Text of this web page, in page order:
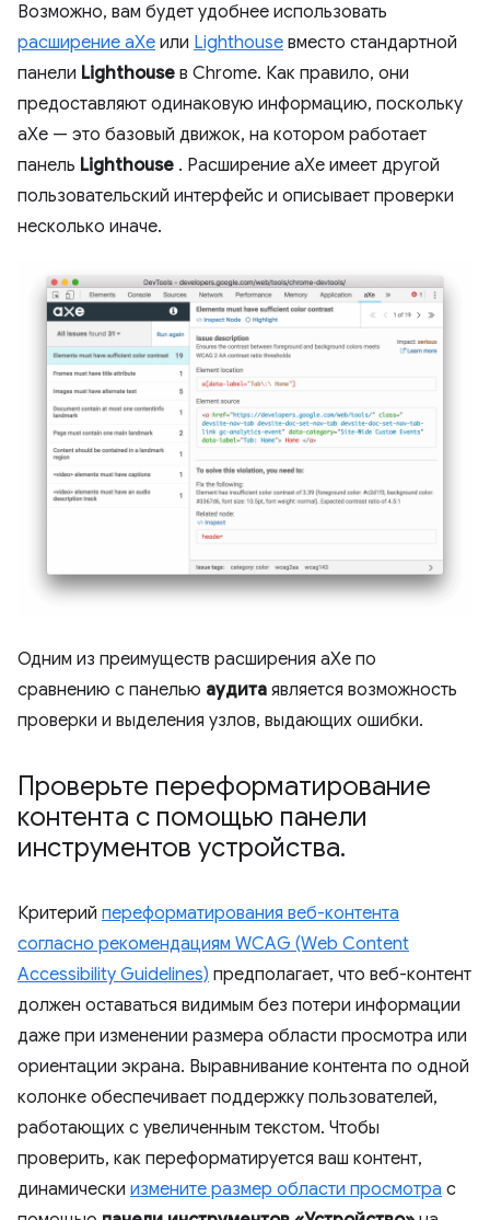
Возможно, вам будет удобнее использовать
расширение aXe или Lighthouse вместо стандартной
панели Lighthouse в Chrome. Как правило, они
предоставляют одинаковую информацию, поскольку
aXe — это базовый движок, на котором работает
панель Lighthouse . Расширение aXe имеет другой
пользовательский интерфейс и описывает проверки
несколько иначе.
Одним из преимуществ расширения aXe по
сравнению с панелью аудита является возможность
проверки и выделения узлов, выдающих ошибки.
Проверьте переформатирование
контента с помощью панели
инструментов устройства.
Критерий переформатирования веб-контента
согласно рекомендациям WCAG (Web Content
Accessibility Guidelines) предполагает, что веб-контент
должен оставаться видимым без потери информации
даже при изменении размера области просмотра или
ориентации экрана. Выравнивание контента по одной
колонке обеспечивает поддержку пользователей,
работающих с увеличенным текстом. Чтобы
проверить, как переформатируется ваш контент,
динамически измените размер области просмотра с